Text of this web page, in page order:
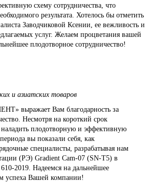
схему сотрудничества, что
результата. Хотелось бы отметить
Заводчиковой Ксении, ее вежливость и
услуг. Желаем процветания вашей
плодотворное сотрудничество!
и азиатских товаров
выражает Вам благодарность за
Несмотря на короткий срок
плодотворную и эффективную
вы показали себя, как
специалисты, разрабатывая нам
(РЭ) Gradient Cam-07 (SN-T5) в
2019. Надеемся на дальнейшее
успеха Вашей компании!